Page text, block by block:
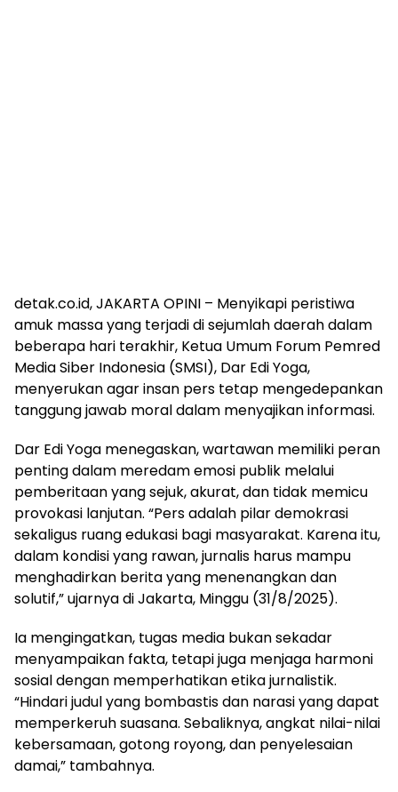
detak.co.id, JAKARTA OPINI – Menyikapi peristiwa
amuk massa yang terjadi di sejumlah daerah dalam
beberapa hari terakhir, Ketua Umum Forum Pemred
Media Siber Indonesia (SMSI), Dar Edi Yoga,
menyerukan agar insan pers tetap mengedepankan
tanggung jawab moral dalam menyajikan informasi.
Dar Edi Yoga menegaskan, wartawan memiliki peran
penting dalam meredam emosi publik melalui
pemberitaan yang sejuk, akurat, dan tidak memicu
provokasi lanjutan. “Pers adalah pilar demokrasi
sekaligus ruang edukasi bagi masyarakat. Karena itu,
dalam kondisi yang rawan, jurnalis harus mampu
menghadirkan berita yang menenangkan dan
solutif,” ujarnya di Jakarta, Minggu (31/8/2025).
Ia mengingatkan, tugas media bukan sekadar
menyampaikan fakta, tetapi juga menjaga harmoni
sosial dengan memperhatikan etika jurnalistik.
“Hindari judul yang bombastis dan narasi yang dapat
memperkeruh suasana. Sebaliknya, angkat nilai-nilai
kebersamaan, gotong royong, dan penyelesaian
damai,” tambahnya.